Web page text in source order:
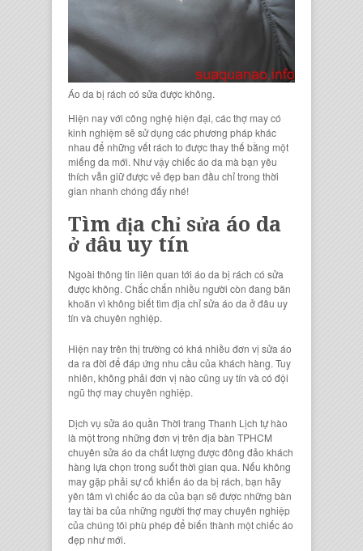
Áo da bị rách có sửa được không.
Hiện nay với công nghệ hiện đại, các thợ may có
kinh nghiệm sẽ sử dụng các phương pháp khác
nhau để những vết rách to được thay thế bằng một
miếng da mới. Như vậy chiếc áo da mà bạn yêu
thích vẫn giữ được vẻ đẹp ban đầu chỉ trong thời
gian nhanh chóng đấy nhé!
Tìm địa chỉ sửa áo da
ở đâu uy tín
Ngoài thông tin liên quan tới áo da bị rách có sửa
được không. Chắc chắn nhiều người còn đang băn
khoăn vì không biết tìm địa chỉ sửa áo da ở đâu uy
tín và chuyên nghiệp.
Hiện nay trên thị trường có khá nhiều đơn vị sửa áo
da ra đời để đáp ứng nhu cầu của khách hàng. Tuy
nhiên, không phải đơn vị nào cũng uy tín và có đội
ngũ thợ may chuyên nghiệp.
Dịch vụ sửa áo quần Thời trang Thanh Lịch tự hào
là một trong những đơn vị trên địa bàn TPHCM
chuyên sửa áo da chất lượng được đông đảo khách
hàng lựa chọn trong suốt thời gian qua. Nếu không
may gặp phải sự cố khiến áo da bị rách, bạn hãy
yên tâm vì chiếc áo da của bạn sẽ được những bàn
tay tài ba của những người thợ may chuyên nghiệp
của chúng tôi phù phép để biến thành một chiếc áo
đẹp như mới.